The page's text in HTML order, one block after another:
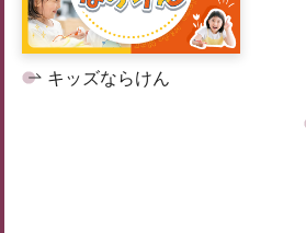
キッズならけん